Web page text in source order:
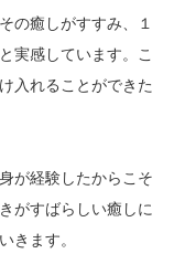
の癒しがすすみ、１
実感しています。こ
入れることができた
が経験したからこそ
がすばらしい癒しに
きます。